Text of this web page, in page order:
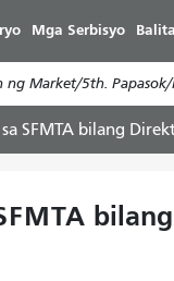
Mga Serbisyo Balita
ng Market/5th.
SFMTA bilang